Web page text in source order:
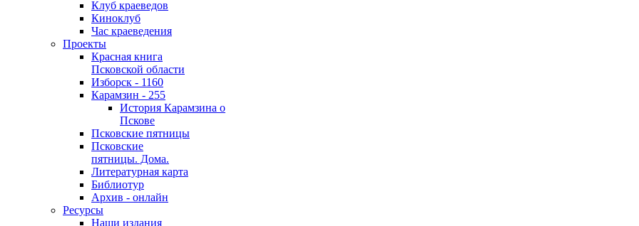
Клуб краеведов
Киноклуб
Час краеведения
Проекты
Красная книга
Псковской области
Изборск - 1160
Карамзин - 255
История Карамзина о
Пскове
Псковские пятницы
Псковские
пятницы. Дома.
Литературная карта
Библиотур
Архив - онлайн
Ресурсы
Наши издания